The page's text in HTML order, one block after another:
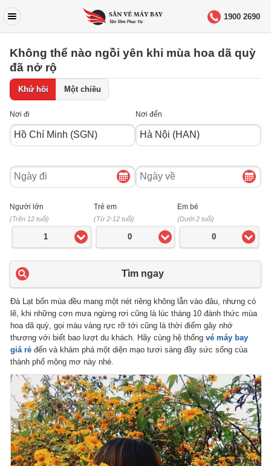
1900 2690
Không thể nào ngồi yên khi mùa hoa dã quỳ
đã nở rộ
Khứ hồi Một chiều
Nơi đi Nơi đến
Ngày
đi
Ngày
về
Người lớn
(Trên 12 tuổi)
1
Trẻ em
(Từ 2-12 tuổi)
0
Em bé
(Dưới 2 tuổi)
0
Tìm ngay
Đà Lạt bốn mùa đều mang một nét riêng không lẫn vào đâu, nhưng có
lẽ, khi những cơn mưa ngừng rơi cũng là lúc tháng 10 đánh thức mùa
hoa dã quỳ, gọi màu vàng rực rỡ tới cũng là thời điểm gây nhớ
thương với biết bao lượt du khách. Hãy cùng hệ thốngvé máy bay
giá rẻ đến và khám phá một diện mạo tươi sáng đầy sức sống của
thành phố mộng mơ này nhé.